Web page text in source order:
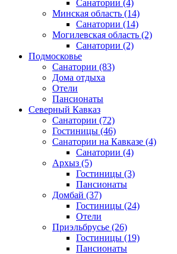
Санатории (4)
Минская область (14)
Санатории (14)
Могилевская область (2)
Санатории (2)
Подмосковье
Санатории (83)
Дома отдыха
Отели
Пансионаты
Северный Кавказ
Санатории (72)
Гостиницы (46)
Санатории на Кавказе (4)
Санатории (4)
Архыз (5)
Гостиницы (3)
Пансионаты
Домбай (37)
Гостиницы (24)
Отели
Приэльбрусье (26)
Гостиницы (19)
Пансионаты